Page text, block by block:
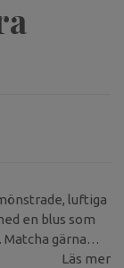
luftiga
en blus som
gärna
mer klädd look,
Läs mer